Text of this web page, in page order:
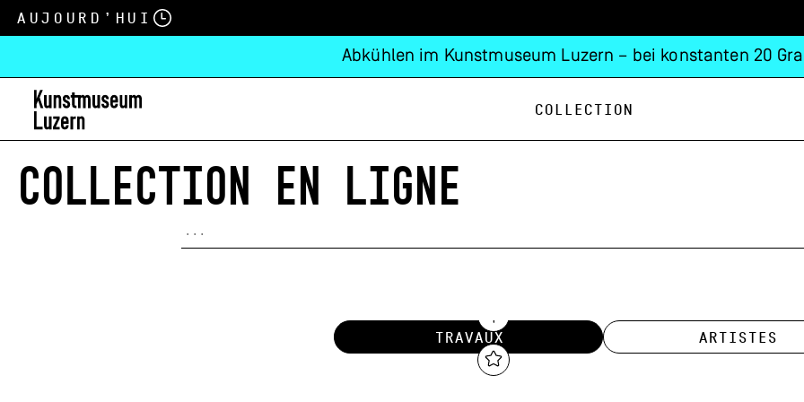
Aujourd’hui
Abkühlen im Kunstmuseum Luzern – bei konstanten 20
Collection
COLLECTION EN LIGNE
TRAVAUX ARTISTES